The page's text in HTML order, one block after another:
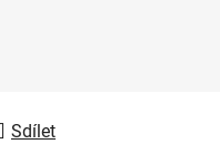
Sdílet